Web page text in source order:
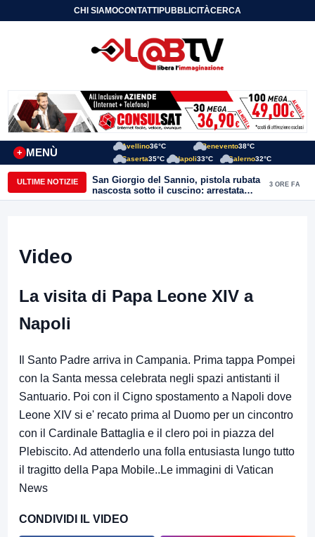
CHI SIAMOCONTATTIPUBBLICITÀCERCA
MENÙ
+
Avellino36°C Benevento38°C
Caserta35°C Napoli33°C Salerno32°C
ULTIME NOTIZIE
San Giorgio del Sannio, pistola rubata
nascosta sotto il cuscino: arrestata
51enne
3 ORE FA
Video
La visita di Papa Leone XIV a
Napoli
Il Santo Padre arriva in Campania. Prima tappa Pompei
con la Santa messa celebrata negli spazi antistanti il
Santuario. Poi con il Cigno spostamento a Napoli dove
Leone XIV si e' recato prima al Duomo per un cincontro
con il Cardinale Battaglia e il clero poi in piazza del
Plebiscito. Ad attenderlo una folla entusiasta lungo tutto
il tragitto della Papa Mobile..Le immagini di Vatican
News
CONDIVIDI IL VIDEO